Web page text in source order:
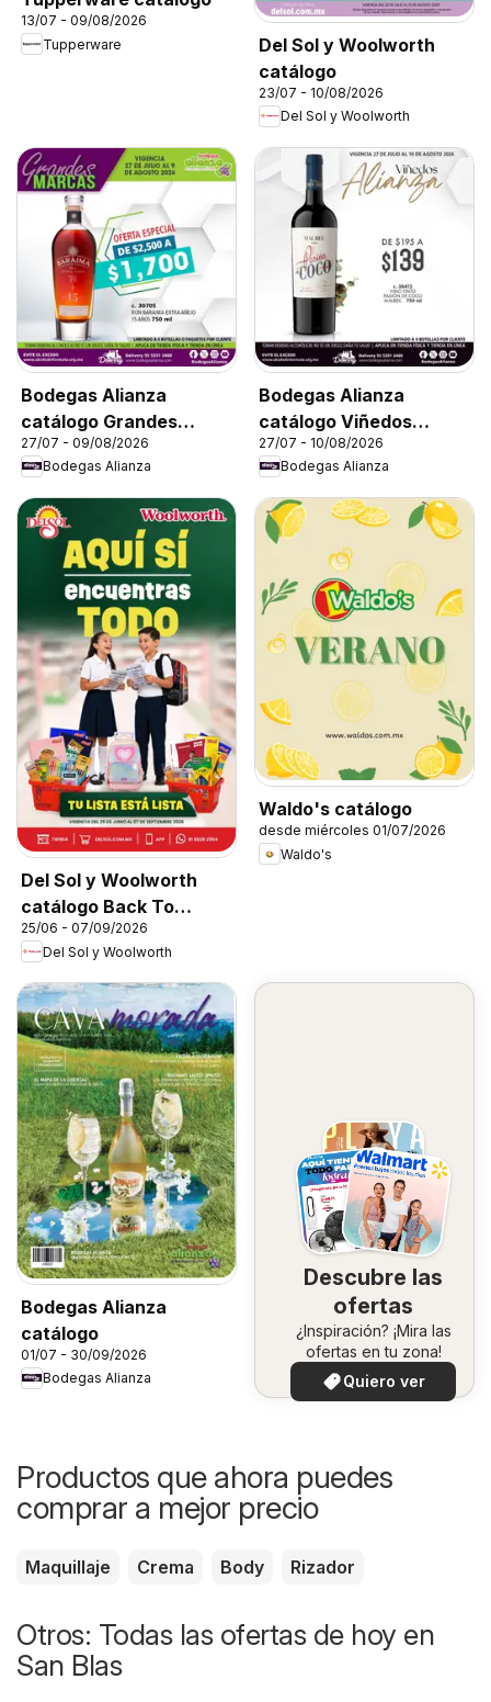
13/07 - 09/08/2026
Tupperware
Del Sol y Woolworth
catálogo
23/07 - 10/08/2026
Del Sol y Woolworth
Bodegas Alianza
catálogo Grandes
Marcas
27/07 - 09/08/2026
Bodegas Alianza
Bodegas Alianza
catálogo Viñedos
Alianza
27/07 - 10/08/2026
Bodegas Alianza
Del Sol y Woolworth
catálogo Back To
School
25/06 - 07/09/2026
Del Sol y Woolworth
Waldo's catálogo
desde miércoles 01/07/2026
Waldo's
Bodegas Alianza
catálogo
01/07 - 30/09/2026
Bodegas Alianza
Descubre las
ofertas
¿Inspiración? ¡Mira las
ofertas en tu zona!
Quiero ver
Productos que ahora puedes
comprar a mejor precio
Maquillaje Crema Body Rizador
Otros: Todas las ofertas de hoy en
San Blas